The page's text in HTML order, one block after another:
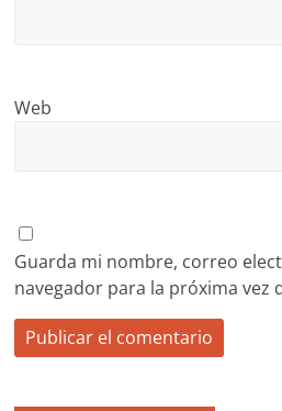
Web
Guarda mi nombre, correo
navegador para la próxima vez